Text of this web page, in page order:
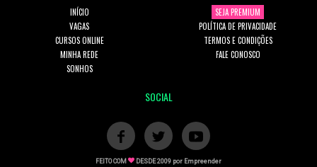
INÍCIO
VAGAS
CURSOS ONLINE
MINHA REDE
SONHOS
SEJA PREMIUM
POLÍTICA DE PRIVACIDADE
TERMOS E CONDIÇÕES
FALE CONOSCO
SOCIAL
FEITO COM DESDE 2009 por Empreender